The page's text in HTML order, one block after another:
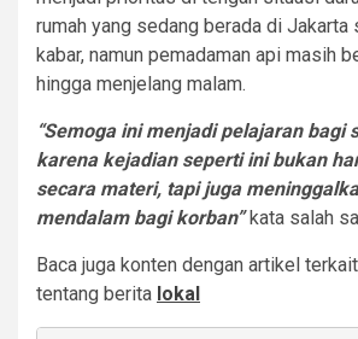
rumah yang sedang berada di Jakarta
kabar, namun pemadaman api masih
hingga menjelang malam.
“Semoga ini menjadi pelajaran bagi
karena kejadian seperti ini bukan
secara materi, tapi juga
mendalam bagi korban”kata salah
Baca juga konten dengan artikel
tentang berita lokal